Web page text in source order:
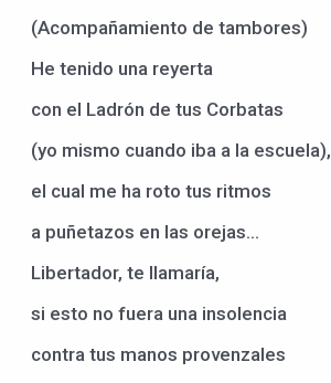
(Acompañamiento de tambores)
He tenido una reyerta
con el Ladrón de tus Corbatas
(yo mismo cuando iba a la escuela),
el cual me ha roto tus ritmos
a puñetazos en las orejas…
Libertador, te llamaría,
si esto no fuera una insolencia
contra tus manos provenzales